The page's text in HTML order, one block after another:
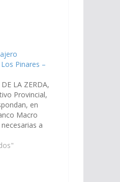
Pinares –
LA ZERDA,
Provincial,
en
Macro
a
de esa